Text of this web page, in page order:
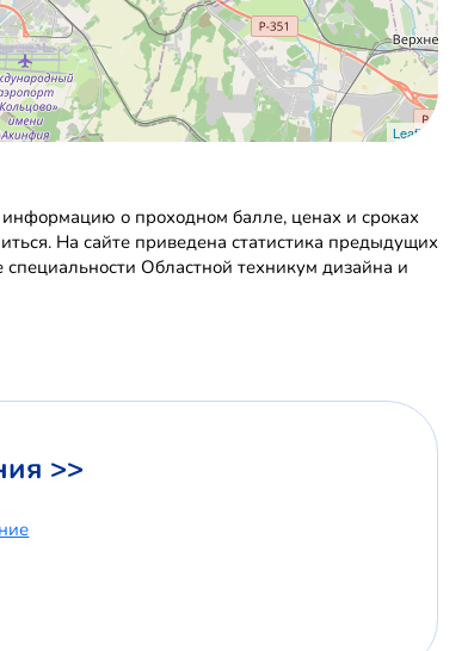
Leaflet
о проходном балле, ценах и сроках
На сайте приведена статистика предыдущих
Областной техникум дизайна и
>>